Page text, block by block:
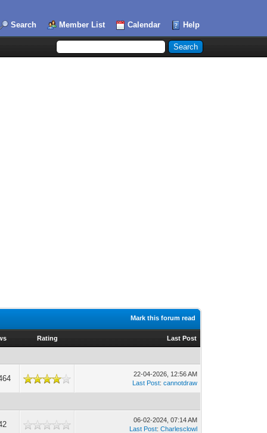
Search Member List Calendar Help
Mark this forum read
Rating Last Post
22-04-2026, 12:56 AM
Last Post:cannotdraw
06-02-2024, 07:14 AM
Last Post:Charlesclowl